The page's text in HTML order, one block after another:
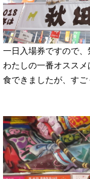
一日入場券ですので、
わたしの一番オスス
食できましたが、すご